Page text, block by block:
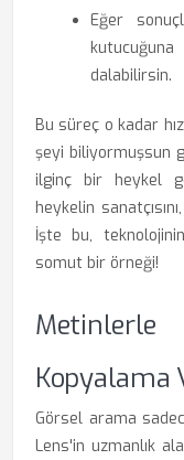
Eğer
dalabilirsin.
Bu süreç o kadar
şeyi biliyormuşsun
ilginç bir heykel
heykelin
İşte bu,
somut bir örneği!
Kopyalama
Görsel arama
Lens'in uzmanlık